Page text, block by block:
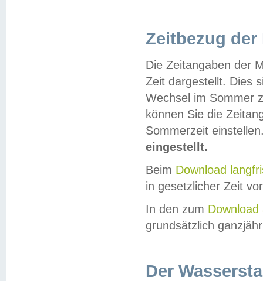
Zeitbezug der
Die Zeitangaben der
Zeit dargestellt. Dies
Wechsel im Sommer
können Sie die
Sommerzeit
eingestellt.
Beim Download
in gesetzlicher Zeit
In den zum Download
grundsätzlich
Der